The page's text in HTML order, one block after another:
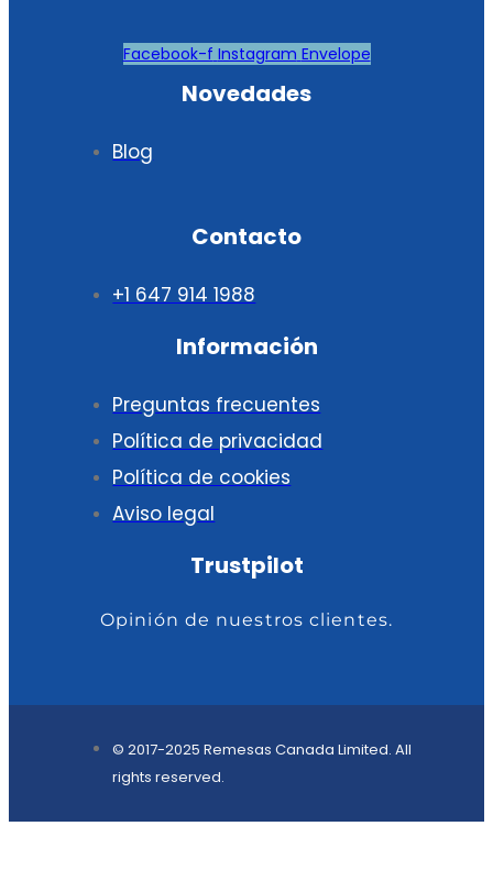
Facebook-f Instagram Envelope
Novedades
Blog
Contacto
+1 647 914 1988
Información
Preguntas frecuentes
Política de privacidad
Política de cookies
Aviso legal
Trustpilot
Opinión de nuestros clientes.
© 2017-2025 Remesas Canada Limited. All
rights reserved.